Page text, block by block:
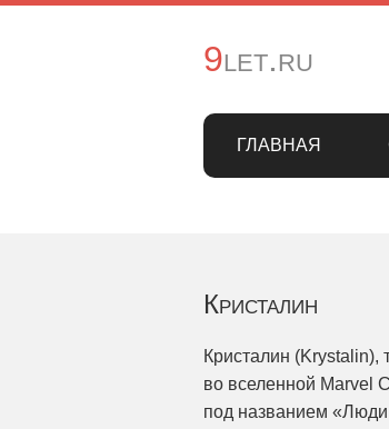
9let.ru
ГЛАВНАЯ
Кристалин
Кристалин
во вселенной Marvel
под названием